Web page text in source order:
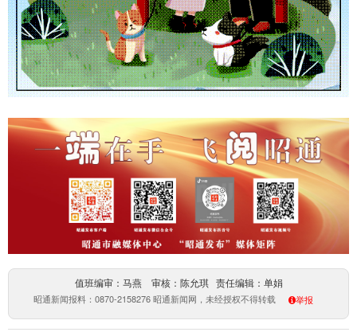
值班编审：马燕 审核：陈允琪 责任编辑：单娟
昭通新闻报料：0870-2158276 昭通新闻网，未经授权不得转载 举报